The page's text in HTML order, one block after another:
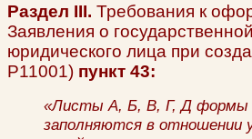
Раздел III. Требования к
Заявления о государственной
юридического лица при
Р11001) пункт 43:
«Листы А, Б, В, Г, Д формы
заполняются в отношении